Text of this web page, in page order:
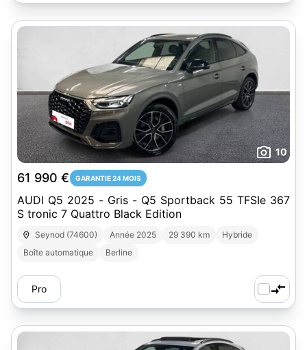
10
61 990 € GARANTIE 24 MOIS
AUDI Q5 2025 - Gris - Q5 Sportback 55 TFSIe 367
S tronic 7 Quattro Black Edition
Seynod (74600) Année 2025 29 390 km
Hybride
Boîte automatique
Berline
Pro